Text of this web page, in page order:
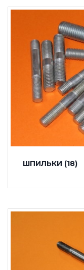
ШПИЛЬКИ (18)